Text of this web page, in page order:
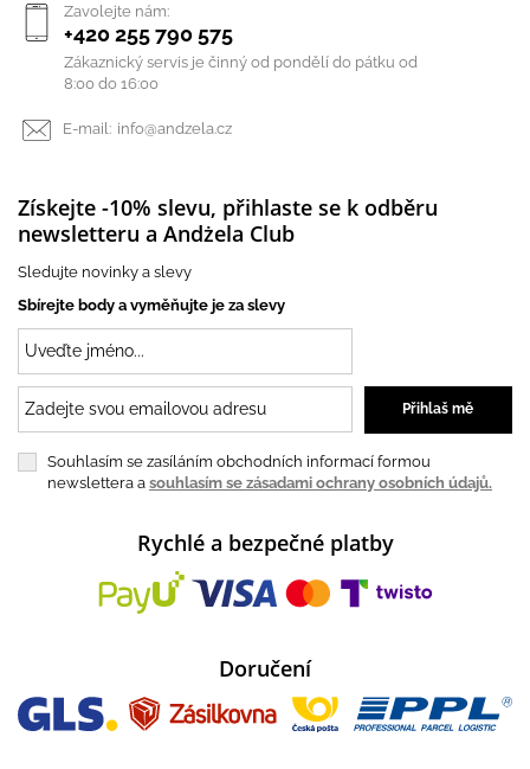
Zavolejte nám:
+420 255 790 575
Zákaznický servis je činný od pondělí do pátku od
8:00 do 16:00
E-mail: info@andzela.cz
Získejte -10% slevu, přihlaste se k odběru
newsletteru a Andżela Club
Sledujte novinky a slevy
Sbírejte body a vyměňujte je za slevy
Souhlasím se zasíláním obchodních informací formou
newslettera a souhlasím se zásadami ochrany osobních údajů.
Rychlé a bezpečné platby
Doručení